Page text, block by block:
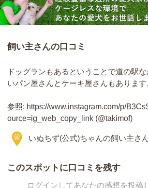
飼い主さんの口コミ
ドッグランもあるということで道の駅
いパン屋さんとケーキ屋さんもあります
参照: https://www.instagram.com/p/
ource=ig_web_copy_link (@takimof)
いぬちず(公式)ちゃんの飼い主さ
このスポットに口コミを残す
ログインしてあなたの感想を投稿